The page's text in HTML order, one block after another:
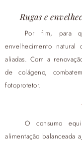
Rugas e
Por fim, para
envelhecimento
aliadas. Com a
de colágeno,
fotoprotetor.
O consumo
alimentação balanceada